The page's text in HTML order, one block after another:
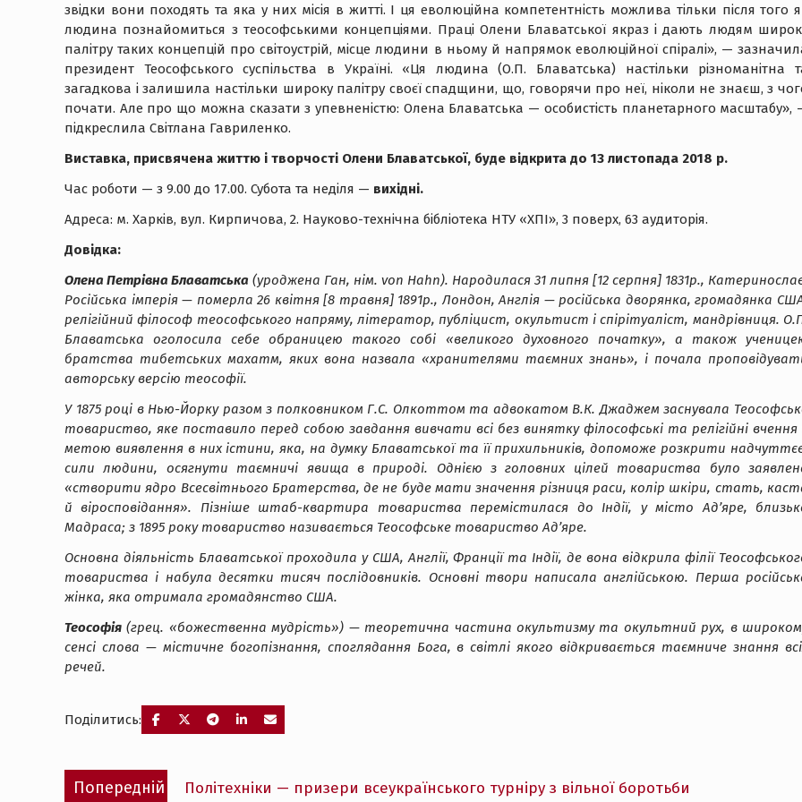
звідки вони походять та яка у них місія в житті. І ця еволюційна компетентність можлива тільки після того
людина познайомиться з теософськими концепціями. Праці Олени Блаватської якраз і дають людям
палітру таких концепцій про світоустрій, місце людини в ньому й напрямок еволюційної спіралі», —
президент Теософського суспільства в Україні. «Ця людина (О.П. Блаватська) настільки різноманітна
загадкова і залишила настільки широку палітру своєї спадщини, що, говорячи про неї, ніколи не знаєш, з
почати. Але про що можна сказати з упевненістю: Олена Блаватська — особистість планетарного масштабу»,
підкреслила Світлана Гавриленко.
Виставка, присвячена життю і творчості Олени Блаватської, буде відкрита до 13 листопада 2018 р.
Час роботи — з 9.00 до 17.00. Субота та неділя — вихідні.
Адреса: м. Харків, вул. Кирпичова, 2. Науково-технічна бібліотека НТУ «ХПІ», 3 поверх, 63 аудиторія.
Довідка:
Олена Петрівна Блаватська (уроджена Ган, нім. von Hahn). Народилася 31 липня [12 серпня] 1831р.,
Російська імперія — померла 26 квітня [8 травня] 1891р., Лондон, Англія — ​​російська дворянка, громадянка
релігійний філософ теософського напряму, літератор, публіцист, окультист і спірітуаліст, мандрівниця.
Блаватська оголосила себе обраницею такого собі «великого духовного початку», а також
братства тибетських махатм, яких вона назвала «хранителями таємних знань», і почала
авторську версію теософії.
У 1875 році в Нью-Йорку разом з полковником Г.С. Олкоттом та адвокатом В.К. Джаджем заснувала
товариство, яке поставило перед собою завдання вивчати всі без винятку філософські та релігійні вчення
метою виявлення в них істини, яка, на думку Блаватської та її прихильників, допоможе розкрити
сили людини, осягнути таємничі явища в природі. Однією з головних цілей товариства було
«створити ядро Всесвітнього Братерства, де не буде мати значення різниця раси, колір шкіри, стать,
й віросповідання». Пізніше штаб-квартира товариства перемістилася до Індії, у місто Ад’яре,
Мадраса; з 1895 року товариство називається Теософське товариство Ад’яре.
Основна діяльність Блаватської проходила у США, Англії, Франції та Індії, де вона відкрила філії
товариства і набула десятки тисяч послідовників. Основні твори написала англійською. Перша
жінка, яка отримала громадянство США.
Теософія (грец. «божественна мудрість») — теоретична частина окультизму та окультний рух, в
сенсі слова — містичне богопізнання, споглядання Бога, в світлі якого відкривається таємниче знання
речей.
Поділитись:
Навігація
записів
Попередній
Попередній
запис:
Політехніки — призери всеукраїнського турніру з вільної боротьби